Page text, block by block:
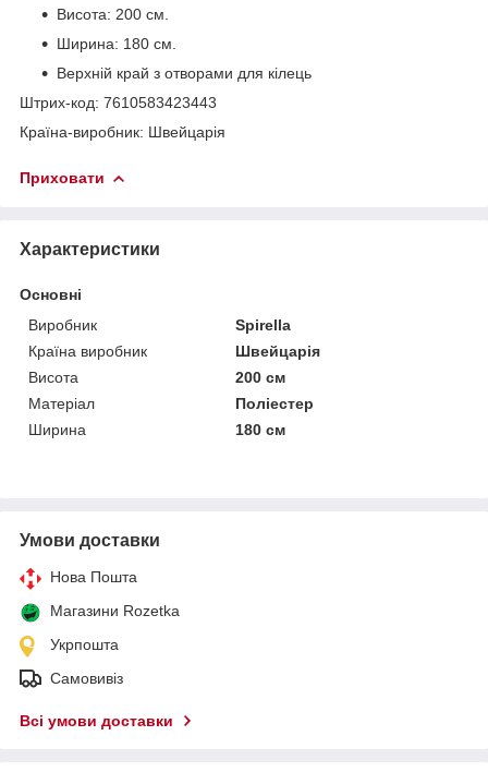
Висота: 200 см.
Ширина: 180 см.
Верхній край з отворами для кілець
Штрих-код: 7610583423443
Країна-виробник: Швейцарія
Приховати
Характеристики
Основні
Виробник
Spirella
Країна виробник
Швейцарія
Висота
200 см
Матеріал
Поліестер
Ширина
180 см
Умови доставки
Нова Пошта
Магазини Rozetka
Укрпошта
Самовивіз
Всі умови доставки